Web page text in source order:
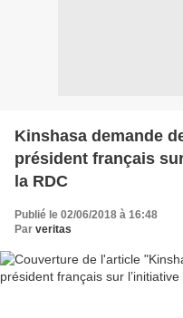
Kinshasa demande
président français
la RDC
Publié le 02/06/2018 à 16:48
Par veritas